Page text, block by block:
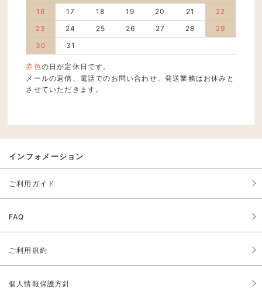
16
17 18 19 20 21
22
23
24 25 26 27 28
29
30
31
赤色の日が定休日です。
メールの返信、電話でのお問い合わせ、発送業務はお休みと
させていただきます。
インフォメーション
ご利用ガイド
FAQ
ご利用規約
個人情報保護方針